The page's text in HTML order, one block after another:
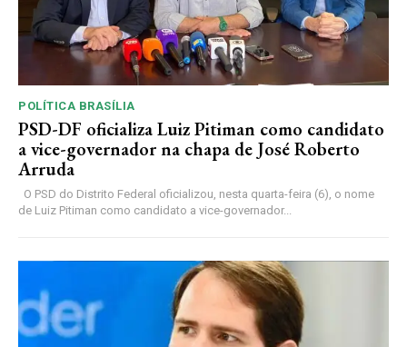
POLÍTICA BRASÍLIA
PSD-DF oficializa Luiz Pitiman como candidato
a vice-governador na chapa de José Roberto
Arruda
de Luiz Pitiman como candidato a vice-governador...